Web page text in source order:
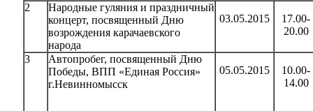
2
Народные гуляния и праздничный
концерт, посвященный Дню
возрождения карачаевского
народа
03.05.2015
17.00-
20.00
3
Автопробег, посвященный Дню
Победы, ВПП «Единая Россия»
г.Невинномысск
05.05.2015
10.00-
14.00